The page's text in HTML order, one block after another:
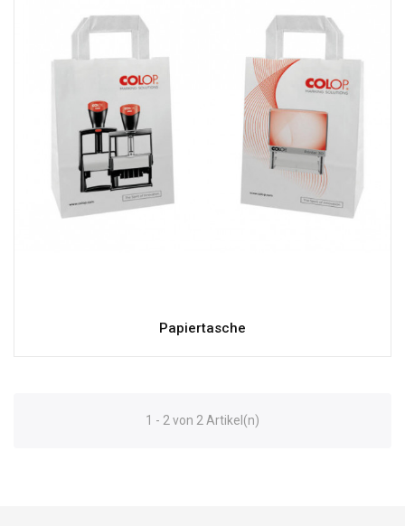
Papiertasche
1 - 2 von 2 Artikel(n)